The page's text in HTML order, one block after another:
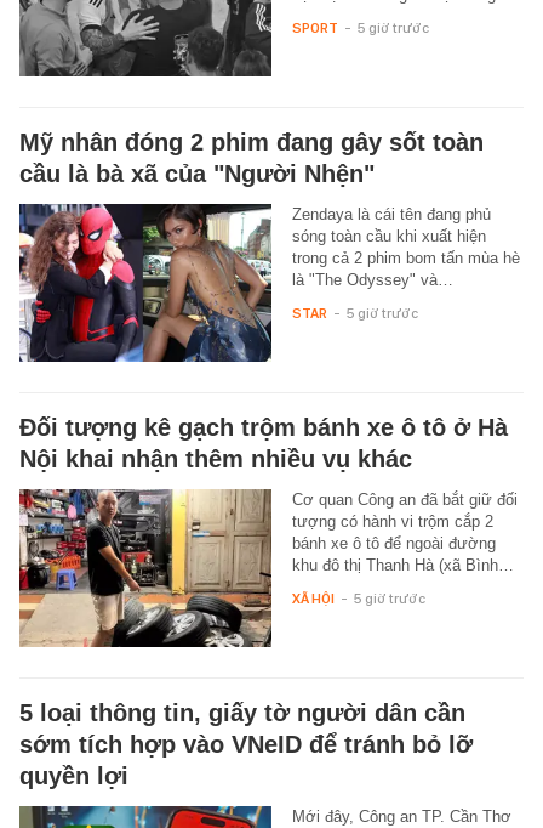
SPORT - 5 giờ trước
Mỹ nhân đóng 2 phim đang gây sốt toàn
cầu là bà xã của "Người Nhện"
Zendaya là cái tên đang phủ
sóng toàn cầu khi xuất hiện
trong cả 2 phim bom tấn mùa hè
là "The Odyssey" và…
STAR - 5 giờ trước
Đối tượng kê gạch trộm bánh xe ô tô ở Hà
Nội khai nhận thêm nhiều vụ khác
Cơ quan Công an đã bắt giữ đối
tượng có hành vi trộm cắp 2
bánh xe ô tô để ngoài đường
khu đô thị Thanh Hà (xã Bình…
XÃ HỘI - 5 giờ trước
5 loại thông tin, giấy tờ người dân cần
sớm tích hợp vào VNeID để tránh bỏ lỡ
quyền lợi
Mới đây, Công an TP. Cần Thơ